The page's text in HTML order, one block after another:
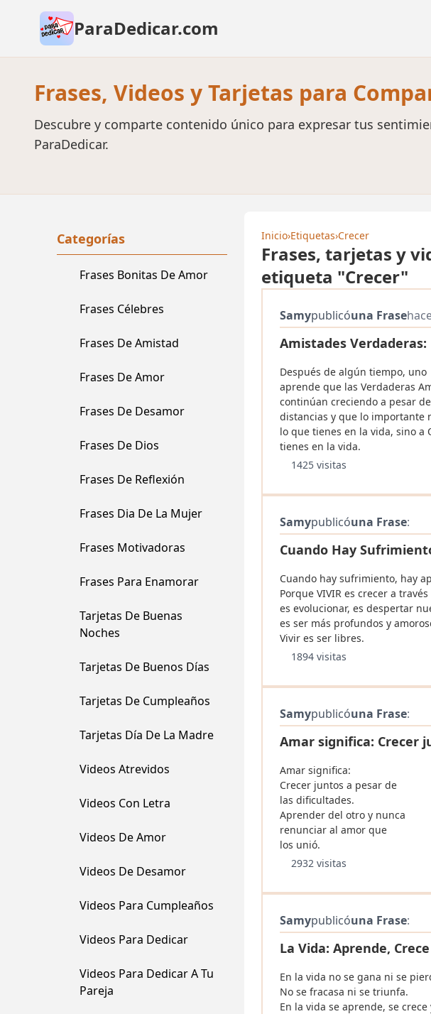
ParaDedicar.com
Frases, Videos y Tarjetas para
Descubre y comparte contenido único para expresar tus
ParaDedicar.
Categorías
Frases Bonitas De Amor
Frases Célebres
Frases De Amistad
Frases De Amor
Frases De Desamor
Frases De Dios
Frases De Reflexión
Frases Dia De La Mujer
Frases Motivadoras
Frases Para Enamorar
Tarjetas De Buenas
Noches
Tarjetas De Buenos Días
Tarjetas De Cumpleaños
Tarjetas Día De La Madre
Videos Atrevidos
Videos Con Letra
Videos De Amor
Videos De Desamor
Videos Para Cumpleaños
Videos Para Dedicar
Videos Para Dedicar A Tu
Pareja
Inicio›Etiquetas›Crecer
Frases, tarjetas y
etiqueta "Crecer"
Samypublicóuna Frase
Amistades
Después de algún tiempo, uno
aprende que las Verdaderas
continúan creciendo a pesar
distancias y que lo importante
lo que tienes en la vida, sino a
tienes en la vida.
1425 visitas
Samypublicóuna Frase:
Cuando Hay
Cuando hay sufrimiento, hay
Porque VIVIR es crecer a
es evolucionar, es despertar
es ser más profundos y
Vivir es ser libres.
1894 visitas
Samypublicóuna Frase:
Amar significa: Crecer
Amar significa:
Crecer juntos a pesar de
las dificultades.
Aprender del otro y nunca
renunciar al amor que
los unió.
2932 visitas
Samypublicóuna Frase:
La Vida: Aprende,
En la vida no se gana ni se
No se fracasa ni se triunfa.
En la vida se aprende, se